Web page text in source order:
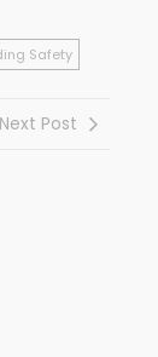
Safety
Next Post